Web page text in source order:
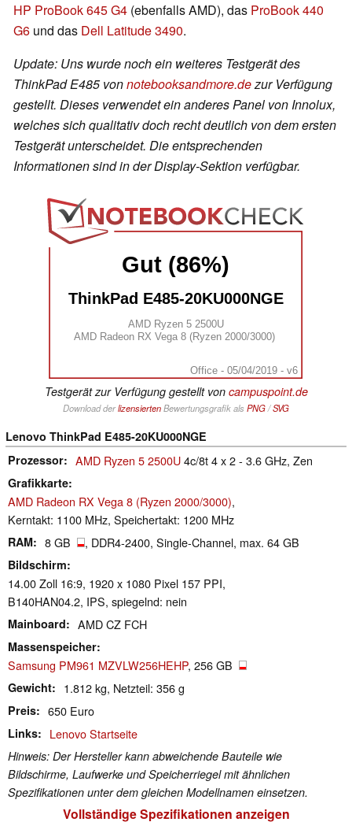
HP ProBook 645 G4 (ebenfalls AMD), das ProBook 440
G6 und das Dell Latitude 3490.
Update: Uns wurde noch ein weiteres Testgerät des
ThinkPad E485 vonnotebooksandmore.dezur Verfügung
gestellt. Dieses verwendet ein anderes Panel von Innolux,
welches sich qualitativ doch recht deutlich von dem ersten
Testgerät unterscheidet. Die entsprechenden
Informationen sind in der Display-Sektion verfügbar.
Gut (86%)
ThinkPad E485-20KU000NGE
AMD Ryzen 5 2500U
AMD Radeon RX Vega 8 (Ryzen 2000/3000)
Office - 05/04/2019 - v6
Testgerät zur Verfügung gestellt von campuspoint.de
Download derlizensiertenBewertungsgrafik als PNG/SVG
Lenovo ThinkPad E485-20KU000NGE
Prozessor
AMD Ryzen 5 2500U4c/8t 4 x 2 - 3.6 GHz, Zen
Grafikkarte
AMD Radeon RX Vega 8 (Ryzen 2000/3000),
Kerntakt: 1100 MHz, Speichertakt: 1200 MHz
RAM 8 GB , DDR4-2400, Single-Channel, max. 64 GB
Bildschirm
14.00 Zoll 16:9, 1920 x 1080 Pixel 157 PPI,
B140HAN04.2, IPS, spiegelnd: nein
Mainboard AMD CZ FCH
Massenspeicher
Samsung PM961 MZVLW256HEHP, 256 GB
Gewicht 1.812 kg, Netzteil: 356 g
Preis 650 Euro
Links Lenovo Startseite
Hinweis: Der Hersteller kann abweichende Bauteile wie
Bildschirme, Laufwerke und Speicherriegel mit ähnlichen
Spezifikationen unter dem gleichen Modellnamen einsetzen.
Vollständige Spezifikationen anzeigen